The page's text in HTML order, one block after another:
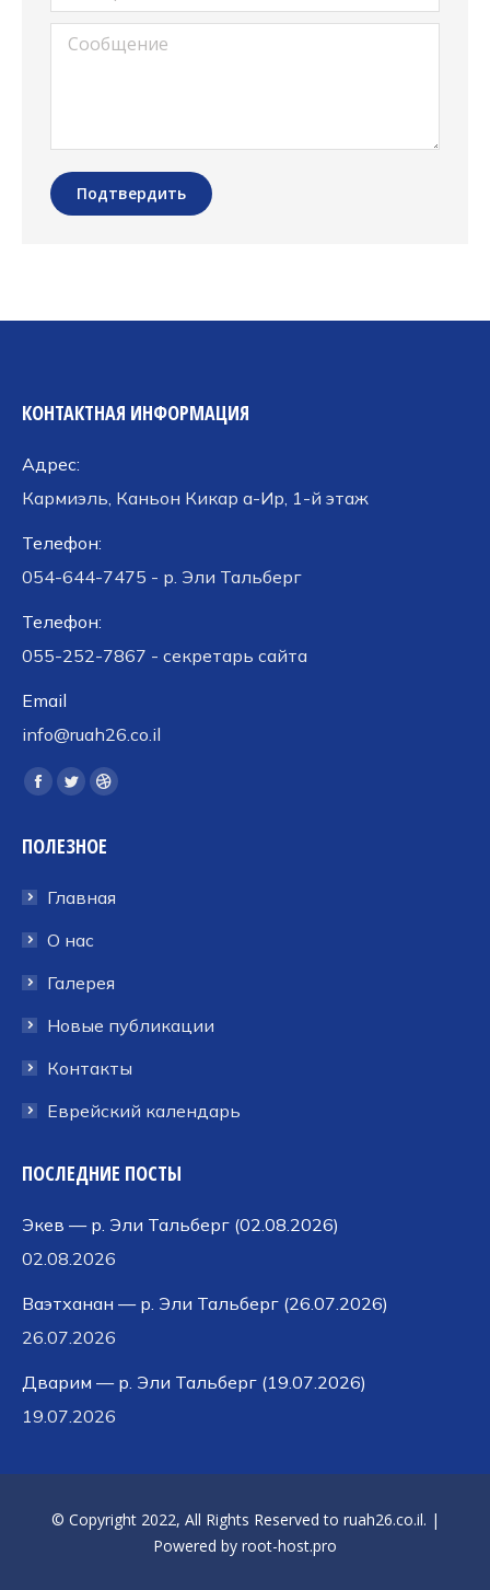
Сообщение
Подтвердить
КОНТАКТНАЯ ИНФОРМАЦИЯ
Адрес:
Кармиэль, Каньон Кикар а-Ир, 1-й этаж
Телефон:
054-644-7475 - р. Эли Тальберг
Телефон:
055-252-7867 - секретарь сайта
Email
info@ruah26.co.il
Ищите нас:
Страница
открывается
новом
окне
Страница
открывается
новом
окне
Страница
открывается
новом
ПОЛЕЗНОЕ
Главная
О нас
Галерея
Новые публикации
Контакты
Еврейский календарь
ПОСЛЕДНИЕ ПОСТЫ
Экев — р. Эли Тальберг (02.08.2026)
02.08.2026
Ваэтханан — р. Эли Тальберг (26.07.2026)
26.07.2026
Дварим — р. Эли Тальберг (19.07.2026)
19.07.2026
© Copyright 2022, All Rights Reserved to ruah26.co.il. |
Powered by root-host.pro